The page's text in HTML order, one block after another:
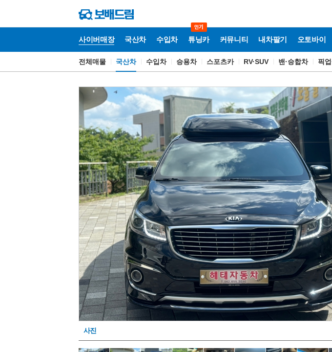
사이버매장 국산차 수입차 튜닝카 커뮤니티 내차팔기 오토바이
사
전체매물 국산차 수입차 승용차 스포츠카 RV·SUV 밴·승합차 픽업
사진